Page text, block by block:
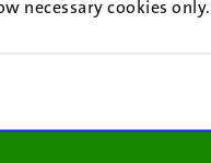
necessary cookies